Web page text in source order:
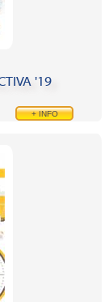
'19
+ INFO
en CYL filter
y Mejora en la
filter
filter